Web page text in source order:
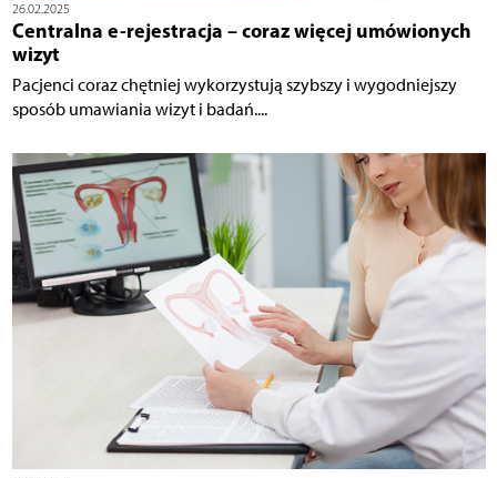
26.02.2025
Centralna e-rejestracja – coraz więcej umówionych
wizyt
Pacjenci coraz chętniej wykorzystują szybszy i wygodniejszy
sposób umawiania wizyt i badań....